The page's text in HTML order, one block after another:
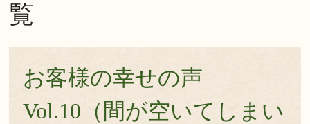
当館の過ごし方
宿泊プラン・ご予約
覧
お客様の幸せの声
Vol.10（間が空いてしまい